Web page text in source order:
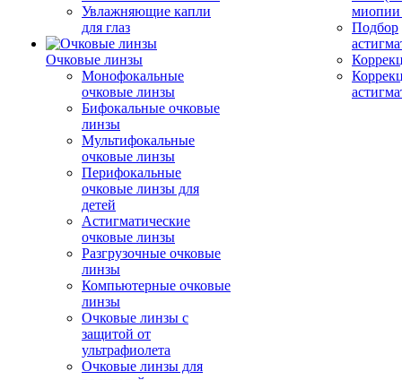
Увлажняющие капли
для глаз
Очковые линзы
Монофокальные
очковые линзы
Бифокальные очковые
линзы
Мультифокальные
очковые линзы
Перифокальные
очковые линзы для
детей
Астигматические
очковые линзы
Разгрузочные очковые
линзы
Компьютерные очковые
линзы
Очковые линзы с
защитой от
ультрафиолета
Очковые линзы для
миопии
Подбор